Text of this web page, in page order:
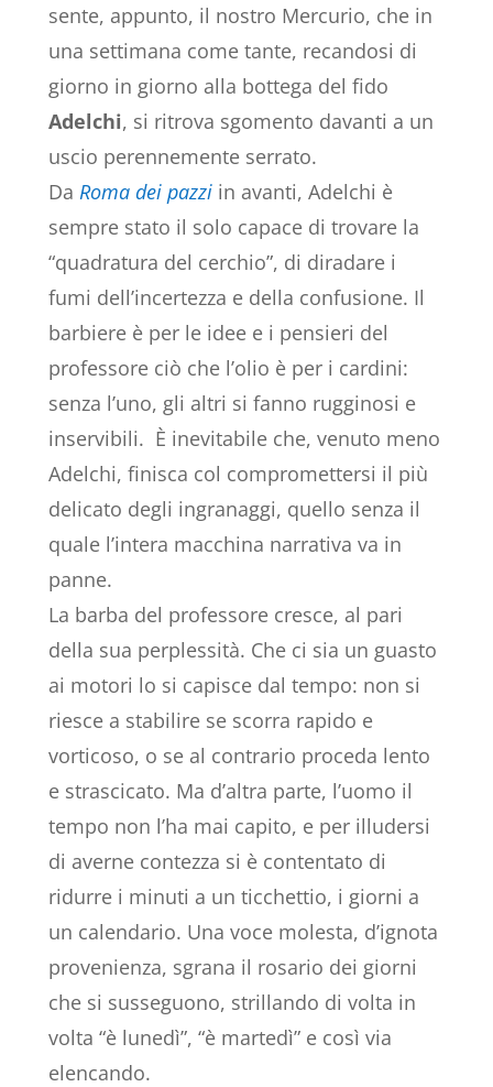
sente, appunto, il nostro Mercurio, che in
una settimana come tante, recandosi di
giorno in giorno alla bottega del fido
Adelchi, si ritrova sgomento davanti a un
uscio perennemente serrato.
Da Roma dei pazzi in avanti, Adelchi è
sempre stato il solo capace di trovare la
“quadratura del cerchio”, di diradare i
fumi dell’incertezza e della confusione. Il
barbiere è per le idee e i pensieri del
professore ciò che l’olio è per i cardini:
senza l’uno, gli altri si fanno rugginosi e
inservibili. È inevitabile che, venuto meno
Adelchi, finisca col compromettersi il più
delicato degli ingranaggi, quello senza il
quale l’intera macchina narrativa va in
panne.
La barba del professore cresce, al pari
della sua perplessità. Che ci sia un guasto
ai motori lo si capisce dal tempo: non si
riesce a stabilire se scorra rapido e
vorticoso, o se al contrario proceda lento
e strascicato. Ma d’altra parte, l’uomo il
tempo non l’ha mai capito, e per illudersi
di averne contezza si è contentato di
ridurre i minuti a un ticchettio, i giorni a
un calendario. Una voce molesta, d’ignota
provenienza, sgrana il rosario dei giorni
che si susseguono, strillando di volta in
volta “è lunedì”, “è martedì” e così via
elencando.